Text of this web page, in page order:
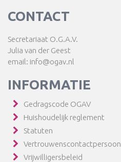
CONTACT
Secretariaat O.G.A.V.
Julia van der Geest
email: info@ogav.nl
INFORMATIE
Gedragscode OGAV
Huishoudelijk reglement
Statuten
Vertrouwenscontactpersoon
Vrijwilligersbeleid